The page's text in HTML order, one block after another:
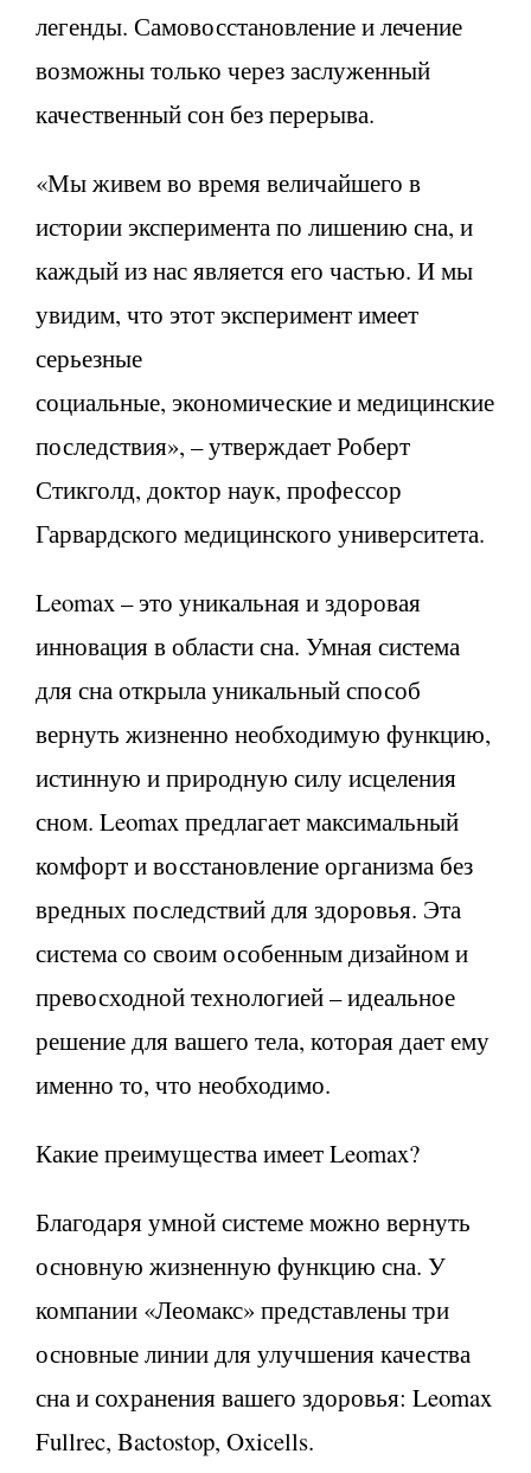
легенды. Самовосстановление и лечение
возможны только через заслуженный
качественный сон без перерыва.
«Мы живем во время величайшего в
истории эксперимента по лишению сна, и
каждый из нас является его частью. И мы
увидим, что этот эксперимент имеет
серьезные
социальные, экономические и медицинские
последствия», – утверждает Роберт
Стикголд, доктор наук, профессор
Гарвардского медицинского университета.
Leomax – это уникальная и здоровая
инновация в области сна. Умная система
для сна открыла уникальный способ
вернуть жизненно необходимую функцию,
истинную и природную силу исцеления
сном. Leomax предлагает максимальный
комфорт и восстановление организма без
вредных последствий для здоровья. Эта
система со своим особенным дизайном и
превосходной технологией – идеальное
решение для вашего тела, которая дает ему
именно то, что необходимо.
Какие преимущества имеет Leomax?
Благодаря умной системе можно вернуть
основную жизненную функцию сна. У
компании «Леомакс» представлены три
основные линии для улучшения качества
сна и сохранения вашего здоровья: Leomax
Fullrec, Bactostop, Oxicells.